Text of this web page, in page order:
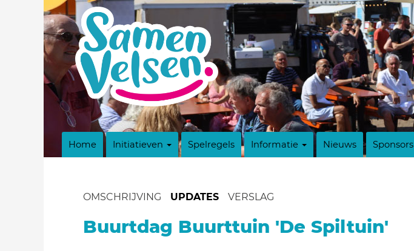
Home Initiatieven Spelregels Informatie Nieuws Sponsors
OMSCHRIJVING UPDATES VERSLAG
Buurtdag Buurttuin 'De Spiltuin'